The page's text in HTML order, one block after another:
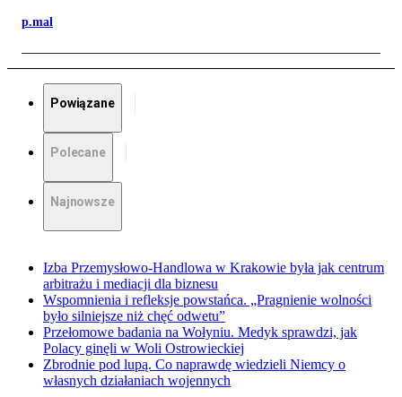
p.mal
Powiązane
Polecane
Najnowsze
Izba Przemysłowo-Handlowa w Krakowie była jak centrum
arbitrażu i mediacji dla biznesu
Wspomnienia i refleksje powstańca. „Pragnienie wolności
było silniejsze niż chęć odwetu”
Przełomowe badania na Wołyniu. Medyk sprawdzi, jak
Polacy ginęli w Woli Ostrowieckiej
Zbrodnie pod lupą. Co naprawdę wiedzieli Niemcy o
własnych działaniach wojennych